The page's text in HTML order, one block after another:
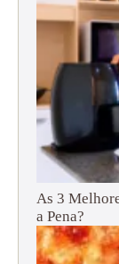
As 3
a Pena?